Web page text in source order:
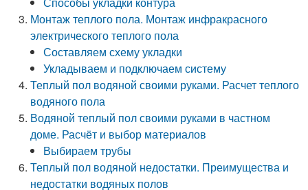
Монтаж теплого пола. Монтаж инфракрасного
электрического теплого пола
Составляем схему укладки
Укладываем и подключаем систему
Теплый пол водяной своими руками. Расчет теплого
водяного пола
Водяной теплый пол своими руками в частном
доме. Расчёт и выбор материалов
Выбираем трубы
Теплый пол водяной недостатки. Преимущества и
недостатки водяных полов